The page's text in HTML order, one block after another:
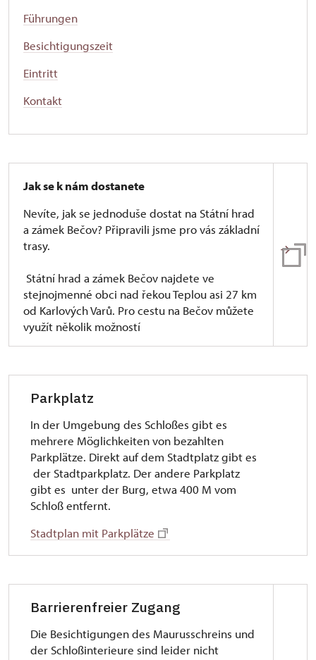
Führungen
Besichtigungszeit
Eintritt
Kontakt
Jak se k nám dostanete
Nevíte, jak se jednoduše dostat na Státní hrad
a zámek Bečov? Připravili jsme pro vás základní
trasy.
Státní hrad a zámek Bečov najdete ve
stejnojmenné obci nad řekou Teplou asi 27 km
od Karlových Varů. Pro cestu na Bečov můžete
využít několik možností
Parkplatz
In der Umgebung des Schloßes gibt es
mehrere Möglichkeiten von bezahlten
Parkplätze. Direkt auf dem Stadtplatz gibt es
der Stadtparkplatz. Der andere Parkplatz
gibt es unter der Burg, etwa 400 M vom
Schloß entfernt.
Stadtplan mit Parkplätze
Barrierenfreier Zugang
Die Besichtigungen des Maurusschreins und
der Schloßinterieure sind leider nicht